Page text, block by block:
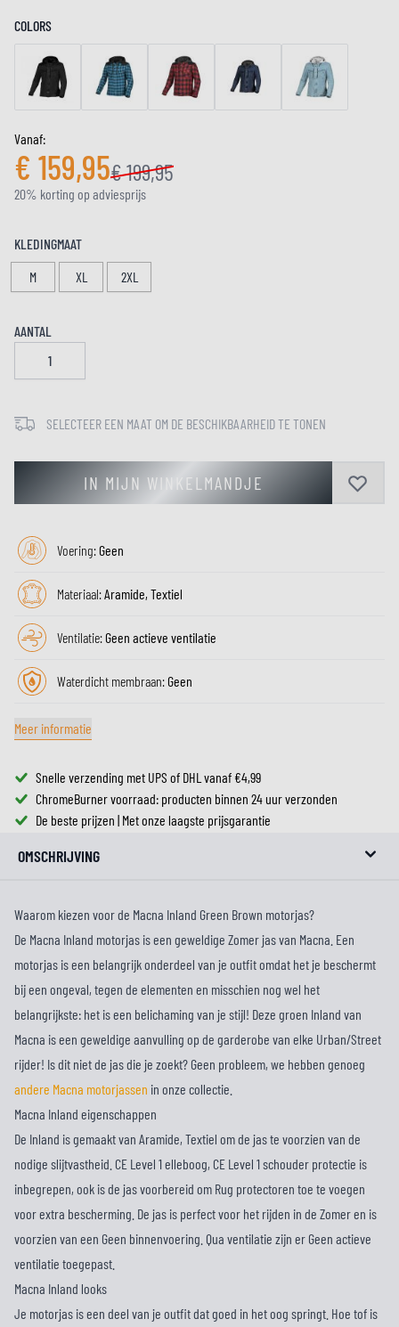
COLORS
Vanaf:
€ 159,95€ 199,95
20% korting op adviesprijs
KLEDINGMAAT
M
XL 2XL
AANTAL
SELECTEER EEN MAAT OM DE BESCHIKBAARHEID TE TONEN
IN MIJN WINKELMANDJE
Voering:Geen
Materiaal:Aramide, Textiel
Ventilatie:Geen actieve ventilatie
Waterdicht membraan:Geen
Meer informatie
Snelle verzending met UPS of DHL vanaf €4,99
ChromeBurner voorraad: producten binnen 24 uur verzonden
De beste prijzen | Met onze laagste prijsgarantie
OMSCHRIJVING
Waarom kiezen voor de Macna Inland Green Brown motorjas?
De Macna Inland motorjas is een geweldige Zomer jas van Macna. Een
motorjas is een belangrijk onderdeel van je outfit omdat het je beschermt
bij een ongeval, tegen de elementen en misschien nog wel het
belangrijkste: het is een belichaming van je stijl! Deze groen Inland van
Macna is een geweldige aanvulling op de garderobe van elke Urban/Street
rijder! Is dit niet de jas die je zoekt? Geen probleem, we hebben genoeg
andere Macna motorjassen in onze collectie.
Macna Inland eigenschappen
De Inland is gemaakt van Aramide, Textiel om de jas te voorzien van de
nodige slijtvastheid. CE Level 1 elleboog, CE Level 1 schouder protectie is
inbegrepen, ook is de jas voorbereid om Rug protectoren toe te voegen
voor extra bescherming. De jas is perfect voor het rijden in de Zomer en is
voorzien van een Geen binnenvoering. Qua ventilatie zijn er Geen actieve
ventilatie toegepast.
Macna Inland looks
Je motorjas is een deel van je outfit dat goed in het oog springt. Hoe tof is